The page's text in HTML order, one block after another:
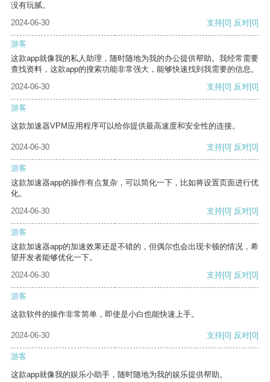
没有玩腻。
2024-06-30
支持[0] 反对[0]
游客
这款app就像我的私人助理，随时随地为我的办公提供帮助。我经常需要
查找资料，这款app的搜索功能非常强大，能够快速找到我需要的信息。
2024-06-30
支持[0] 反对[0]
游客
这款加速器VPM应用程序可以给你提供最高速度和安全性的连接。
2024-06-30 支持[0] 反对[0]
游客
这款加速器app的操作有点复杂，可以简化一下，比如将设置页面进行优
化。
2024-06-30
支持[0] 反对[0]
游客
这款加速器app的加速效果还是不错的，但偶尔也会出现卡顿的情况，希
望开发者能够优化一下。
2024-06-30
支持[0] 反对[0]
游客
这款软件的操作非常简单，即使是小白也能快速上手。
2024-06-30 支持[0] 反对[0]
游客
这款app就像我的娱乐小助手，随时随地为我的娱乐提供帮助。